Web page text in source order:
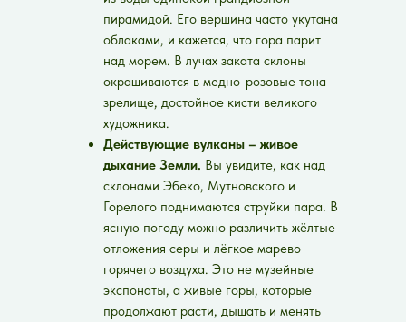
пирамидой. Его вершина часто укутана
облаками, и кажется, что гора парит
над морем. В лучах заката склоны
окрашиваются в медно-розовые тона –
зрелище, достойное кисти великого
художника.
Действующие вулканы – живое
дыхание Земли. Вы увидите, как над
склонами Эбеко, Мутновского и
Горелого поднимаются струйки пара. В
ясную погоду можно различить жёлтые
отложения серы и лёгкое марево
горячего воздуха. Это не музейные
экспонаты, а живые горы, которые
продолжают расти, дышать и менять